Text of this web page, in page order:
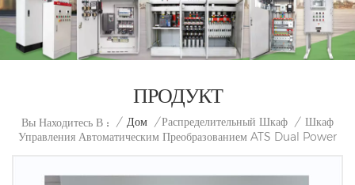
ПРОДУКТ
Вы Находитесь В : / Дом / Распределительный Шкаф / Шкаф
Управления Автоматическим Преобразованием ATS Dual Power